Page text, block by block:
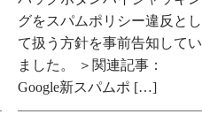
グをスパムポリシー違反とし
て扱う方針を事前告知してい
ました。 ＞関連記事：
Google新スパムポ […]